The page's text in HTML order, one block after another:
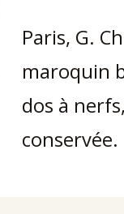
Paris, G.
maroquin
dos à
conservée.